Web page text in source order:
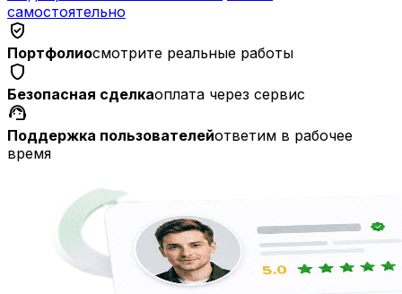
самостоятельно
verified_user
Портфолиосмотрите реальные работы
shield
Безопасная сделкаоплата через сервис
support_agent
Поддержка пользователейответим в рабочее
время